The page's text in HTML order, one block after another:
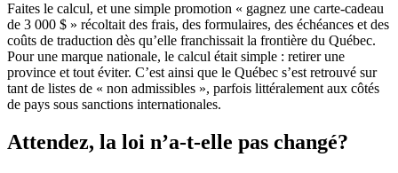
Faites le calcul, et une simple promotion « gagnez une carte-cadeau
de 3 000 $ » récoltait des frais, des formulaires, des échéances et des
coûts de traduction dès qu’elle franchissait la frontière du Québec.
Pour une marque nationale, le calcul était simple : retirer une
province et tout éviter. C’est ainsi que le Québec s’est retrouvé sur
tant de listes de « non admissibles », parfois littéralement aux côtés
de pays sous sanctions internationales.
Attendez, la loi n’a-t-elle pas changé?